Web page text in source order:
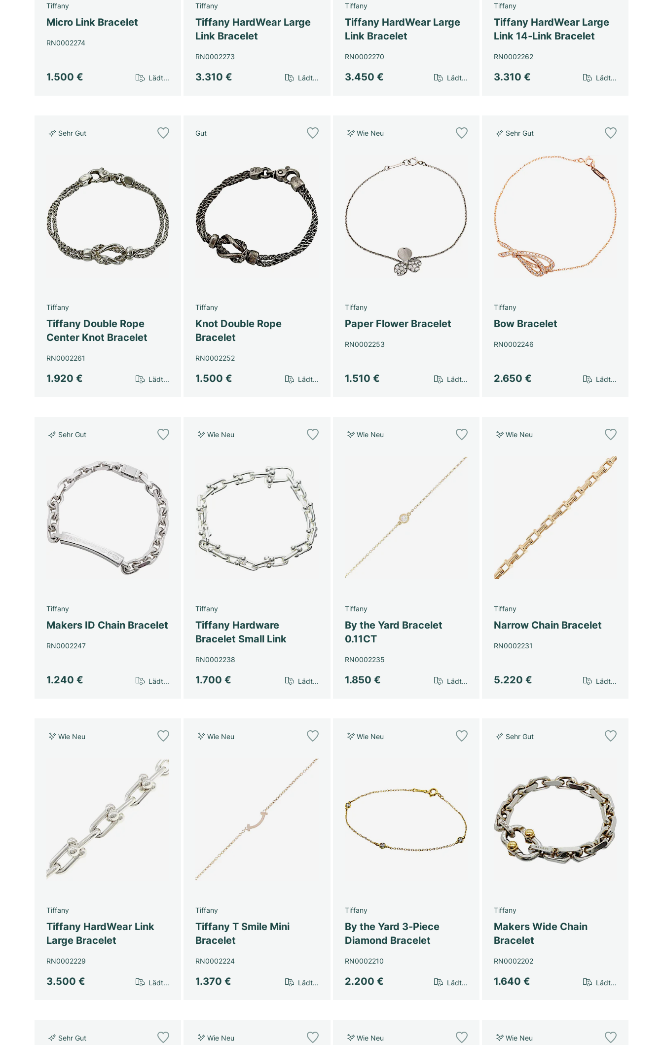
Tiffany
Micro Link Bracelet
RN0002274
1.500 € Lädt...
Tiffany
Tiffany HardWear Large
Link Bracelet
RN0002273
3.310 € Lädt...
Tiffany
Tiffany HardWear Large
Link Bracelet
RN0002270
3.450 € Lädt...
Tiffany
Tiffany HardWear Large
Link 14-Link Bracelet
RN0002262
3.310 € Lädt...
Sehr Gut
Tiffany
Tiffany Double Rope
Center Knot Bracelet
RN0002261
1.920 € Lädt...
Gut
Tiffany
Knot Double Rope
Bracelet
RN0002252
1.500 € Lädt...
Wie Neu
Tiffany
Paper Flower Bracelet
RN0002253
1.510 € Lädt...
Sehr Gut
Tiffany
Bow Bracelet
RN0002246
2.650 € Lädt...
Sehr Gut
Tiffany
Makers ID Chain Bracelet
RN0002247
1.240 € Lädt...
Wie Neu
Tiffany
Tiffany Hardware
Bracelet Small Link
RN0002238
1.700 € Lädt...
Wie Neu
Tiffany
By the Yard Bracelet
0.11CT
RN0002235
1.850 € Lädt...
Wie Neu
Tiffany
Narrow Chain Bracelet
RN0002231
5.220 € Lädt...
Wie Neu
Tiffany
Tiffany HardWear Link
Large Bracelet
RN0002229
3.500 € Lädt...
Wie Neu
Tiffany
Tiffany T Smile Mini
Bracelet
RN0002224
1.370 € Lädt...
Wie Neu
Tiffany
By the Yard 3-Piece
Diamond Bracelet
RN0002210
2.200 € Lädt...
Sehr Gut
Tiffany
Makers Wide Chain
Bracelet
RN0002202
1.640 € Lädt...
Sehr Gut Wie Neu Wie Neu Wie Neu